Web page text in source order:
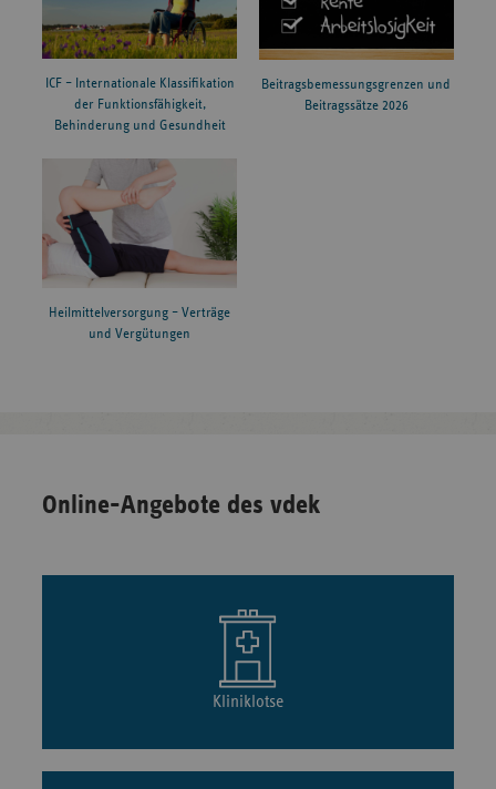
ICF – Internationale Klassifikation
der Funktionsfähigkeit,
Behinderung und Gesundheit
Beitragsbemessungsgrenzen und
Beitragssätze 2026
Heilmittelversorgung – Verträge
und Vergütungen
Online-Angebote des vdek
Kliniklotse